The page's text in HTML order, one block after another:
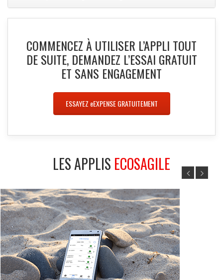
COMMENCEZ À UTILISER L’APPLI TOUT
DE SUITE, DEMANDEZ L’ESSAI GRATUIT
ET SANS ENGAGEMENT
ESSAYEZ eEXPENSE GRATUITEMENT
LES APPLIS ECOSAGILE